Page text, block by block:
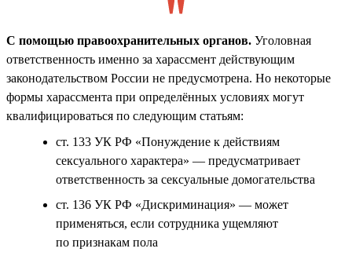
С помощью правоохранительных органов. Уголовная
ответственность именно за харассмент действующим
законодательством России не предусмотрена. Но некоторые
формы харассмента при определённых условиях могут
квалифицироваться по следующим статьям:
ст. 133 УК РФ «Понуждение к действиям
сексуального характера» — предусматривает
ответственность за сексуальные домогательства
ст. 136 УК РФ «Дискриминация» — может
применяться, если сотрудника ущемляют
по признакам пола